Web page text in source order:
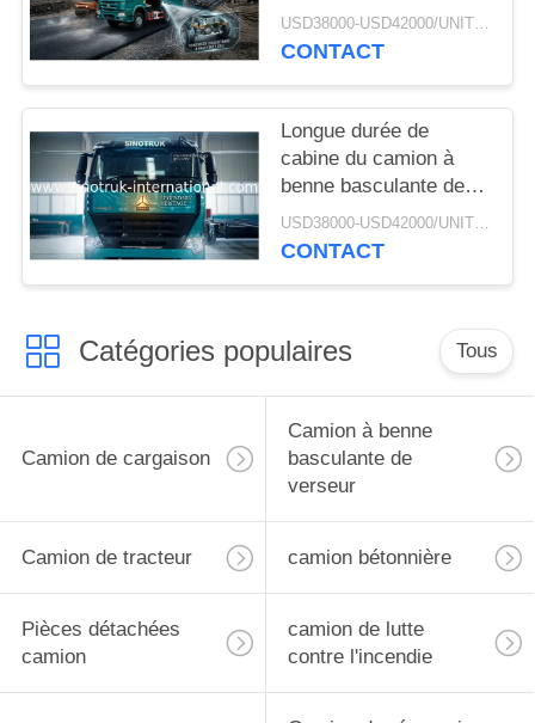
camion à benne
basculante résistant
USD38000-USD42000/UNIT)negotiation MOQ:1 UNITÉ
CONTACT
Longue durée de
cabine du camion à
benne basculante de
verseur d'exploitation
de RHD SINOTRUK
USD38000-USD42000/UNIT)negotiation MOQ:1 UNITÉ
CONTACT
Catégories populaires Tous
Camion de cargaison
Camion à benne
basculante de
verseur
Camion de tracteur camion bétonnière
Pièces détachées
camion
camion de lutte
contre l'incendie